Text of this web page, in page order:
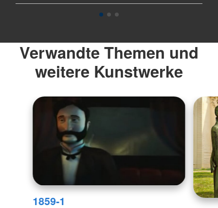
Verwandte Themen und
weitere Kunstwerke
1859-1